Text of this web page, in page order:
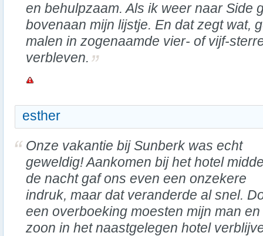
en behulpzaam. Als ik weer naar Side
bovenaan mijn lijstje. En dat zegt wat,
malen in zogenaamde vier- of vijf-
verbleven.
esther
Onze vakantie bij Sunberk was echt
geweldig! Aankomen bij het hotel
de nacht gaf ons even een onzekere
indruk, maar dat veranderde al snel.
een overboeking moesten mijn man en
zoon in het naastgelegen hotel